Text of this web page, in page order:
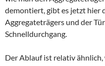
demontiert, gibt es jetzt hier
Aggregateträgers und der
Schnelldurchgang.
Der Ablauf ist relativ